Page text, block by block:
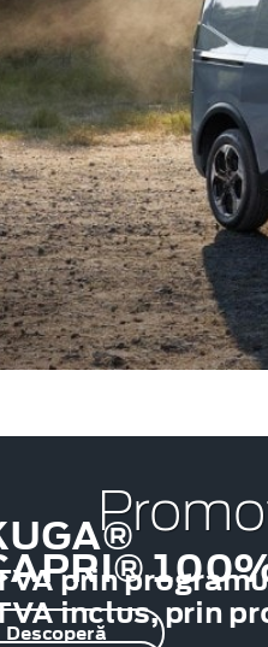
prin
Descoperă
inclus, prin